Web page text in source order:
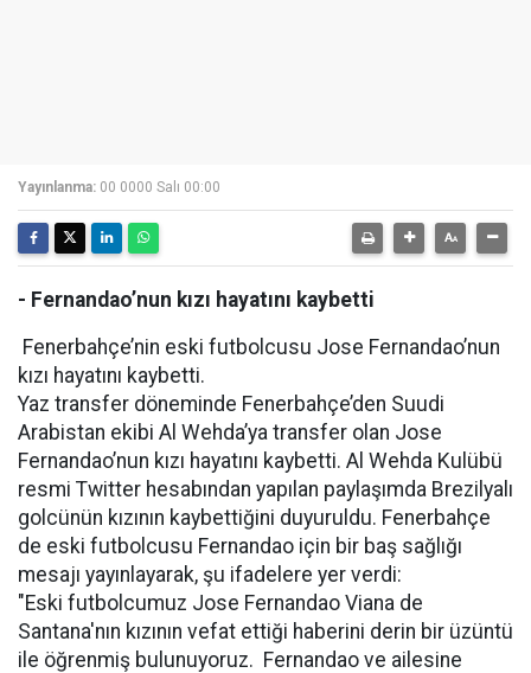
Yayınlanma: 00 0000 Salı 00:00
- Fernandao’nun kızı hayatını kaybetti
Fenerbahçe’nin eski futbolcusu Jose Fernandao’nun
kızı hayatını kaybetti.
Yaz transfer döneminde Fenerbahçe’den Suudi
Arabistan ekibi Al Wehda’ya transfer olan Jose
Fernandao’nun kızı hayatını kaybetti. Al Wehda Kulübü
resmi Twitter hesabından yapılan paylaşımda Brezilyalı
golcünün kızının kaybettiğini duyuruldu. Fenerbahçe
de eski futbolcusu Fernandao için bir baş sağlığı
mesajı yayınlayarak, şu ifadelere yer verdi:
"Eski futbolcumuz Jose Fernandao Viana de
Santana'nın kızının vefat ettiği haberini derin bir üzüntü
ile öğrenmiş bulunuyoruz. Fernandao ve ailesine